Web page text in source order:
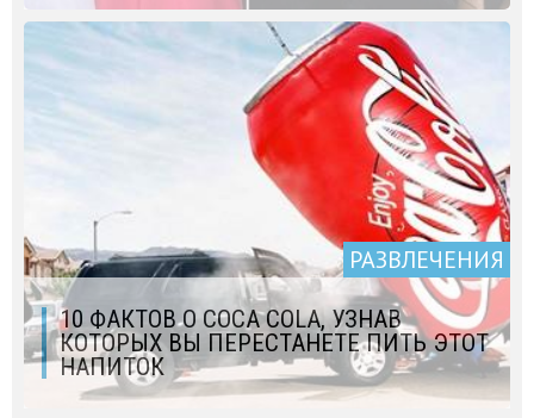
РАЗВЛЕЧЕНИЯ
10 ФАКТОВ О COCA COLA, УЗНАВ
КОТОРЫХ ВЫ ПЕРЕСТАНЕТЕ ПИТЬ ЭТОТ
НАПИТОК